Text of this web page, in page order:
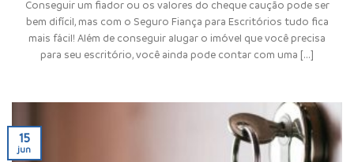
Conseguir um fiador ou os valores do cheque caução pode ser
bem difícil, mas com o Seguro Fiança para Escritórios tudo fica
mais fácil! Além de conseguir alugar o imóvel que você precisa
para seu escritório, você ainda pode contar com uma [...]
15
jun